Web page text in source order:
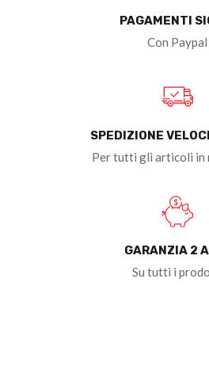
PAGAMENTI
Con Paypal
SPEDIZIONE
Per tutti gli articoli in
GARANZIA 2
Su tutti i